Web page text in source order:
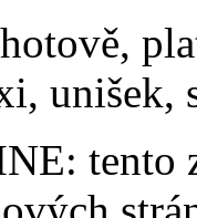
hotově,
tento